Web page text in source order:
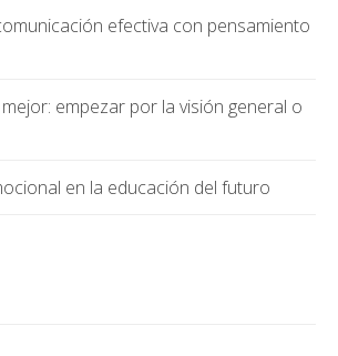
efectiva con pensamiento
empezar por la visión general o
en la educación del futuro